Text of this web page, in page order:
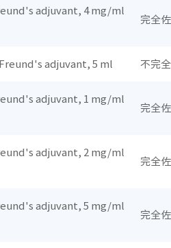
adjuvant, 4 mg/ml
完全
adjuvant, 5 ml 不完
adjuvant, 1 mg/ml
完全
adjuvant, 2 mg/ml
完全
adjuvant, 5 mg/ml
完全